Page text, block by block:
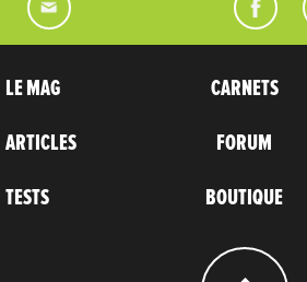
LE MAG
ARTICLES
TESTS
CARNETS
FORUM
BOUTIQUE